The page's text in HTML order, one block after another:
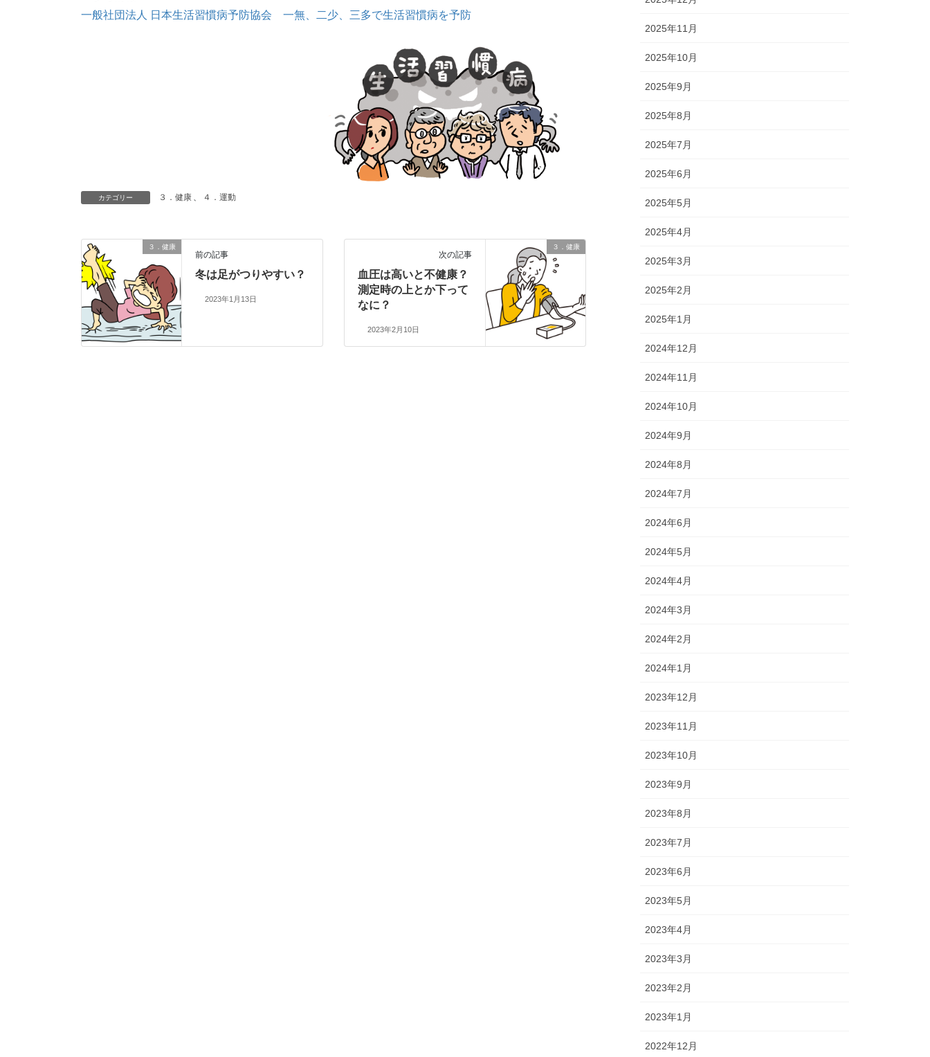
一般社団法人 日本生活習慣病予防協会 一無、二少、三多で生活習慣病を予防
カテゴリー ３．健康 ４．運動
３．健康
前の記事
冬は足がつりやすい？
2023年1月13日
３．健康
次の記事
血圧は高いと不健康？
測定時の上とか下って
なに？
2023年2月10日
2025年11月
2025年10月
2025年9月
2025年8月
2025年7月
2025年6月
2025年5月
2025年4月
2025年3月
2025年2月
2025年1月
2024年12月
2024年11月
2024年10月
2024年9月
2024年8月
2024年7月
2024年6月
2024年5月
2024年4月
2024年3月
2024年2月
2024年1月
2023年12月
2023年11月
2023年10月
2023年9月
2023年8月
2023年7月
2023年6月
2023年5月
2023年4月
2023年3月
2023年2月
2023年1月
2022年12月